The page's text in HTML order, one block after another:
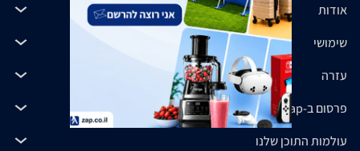
אודות
שימושי
עזרה
פרסום ב-zap
עולמות התוכן שלנו